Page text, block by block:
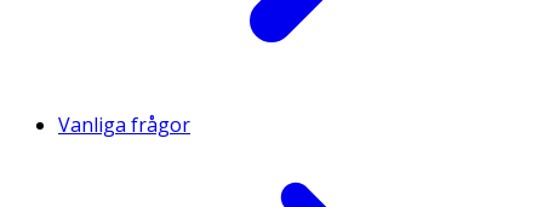
Vanliga frågor